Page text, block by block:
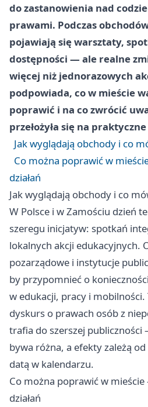
do zastanowienia nad
prawami. Podczas
pojawiają się warsztaty,
dostępności — ale realne
więcej niż jednorazowych
podpowiada, co w mieście
poprawić i na co zwrócić
przełożyła się na
Jak wyglądają obchody i co
Co można poprawić w
działań
Jak wyglądają obchody i co
W Polsce i w Zamościu dzień
szeregu inicjatyw: spotkań
lokalnych akcji edukacyjnych.
pozarządowe i instytucje
by przypomnieć o
w edukacji, pracy i
dyskurs o prawach osób z
trafia do szerszej publiczności
bywa różna, a efekty zależą
datą w kalendarzu.
Co można poprawić w
działań